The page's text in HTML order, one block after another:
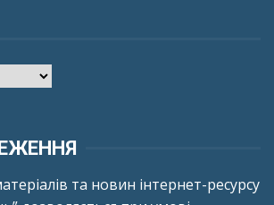
та новин інтернет-ресурсу